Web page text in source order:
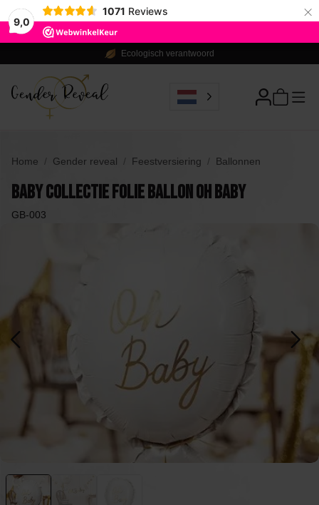
9,0
1071 Reviews ×
Ecologisch verantwoord
Home Gender reveal Feestversiering Ballonnen
Baby Collectie Folie Ballon Oh Baby
GB-003